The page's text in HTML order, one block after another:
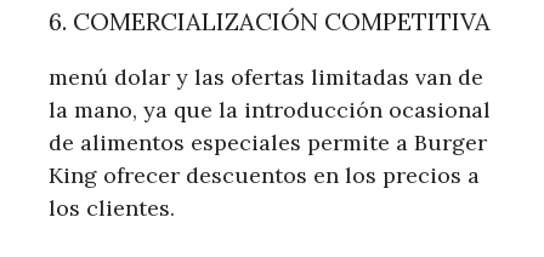
6. COMERCIALIZACIÓN COMPETITIVA
menú dolar y las ofertas limitadas van de
la mano, ya que la introducción ocasional
de alimentos especiales permite a Burger
King ofrecer descuentos en los precios a
los clientes.